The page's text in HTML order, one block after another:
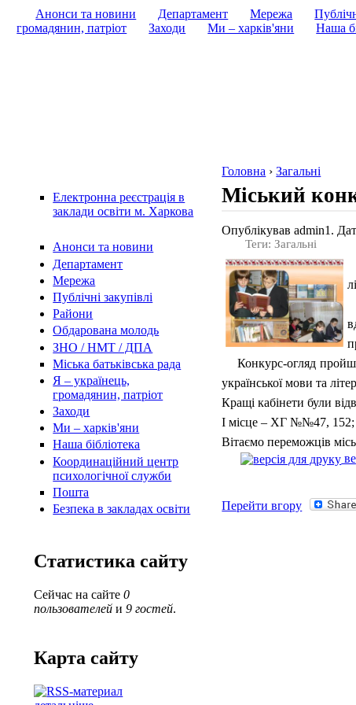
Анонси та новини Департамент Мережа
громадянин, патріот
Заходи Ми – харків'яни Наша
Електронна реєстрація в
заклади освіти м. Харкова
Анонси та новини
Департамент
Мережа
Публічні закупівлі
Райони
Обдарована молодь
ЗНО / НМТ / ДПА
Міська батьківська рада
Я – українець,
громадянин, патріот
Заходи
Ми – харків'яни
Наша бібліотека
Координаційний центр
психологічної служби
Пошта
Безпека в закладах освіти
Статистика сайту
Сейчас на сайте0
пользователей и9 гостей.
Карта сайту
Головна ›Загальні
Міський
Опублікував admin1.
Теги: Загальні
Конкурс-огляд
української мови та
Кращі кабінети були
І місце – ХГ №№47,
Вітаємо переможців
Перейти вгору